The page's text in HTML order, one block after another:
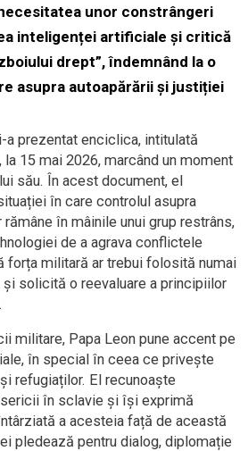
unor constrângeri
inteligenței artificiale și critică
drept”, îndemnând la o
asupra autoapărării și justiției
a prezentat enciclica, intitulată
la 15 mai 2026, marcând un moment
său. În acest document, el
în care controlul asupra
în mâinile unui grup restrâns,
de a agrava conflictele
forța militară ar trebui folosită numai
solicită o reevaluare a principiilor
militare, Papa Leon pune accent pe
în special în ceea ce privește
refugiaților. El recunoaște
în sclavie și își exprimă
a acesteia față de această
pledează pentru dialog, diplomație